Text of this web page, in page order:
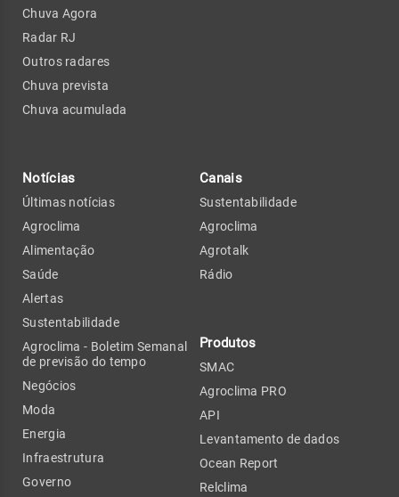
Chuva Agora
Radar RJ
Outros radares
Chuva prevista
Chuva acumulada
Notícias
Últimas notícias
Agroclima
Alimentação
Saúde
Alertas
Sustentabilidade
Agroclima - Boletim Semanal
de previsão do tempo
Negócios
Moda
Energia
Infraestrutura
Governo
Canais
Sustentabilidade
Agroclima
Agrotalk
Rádio
Produtos
SMAC
Agroclima PRO
API
Levantamento de dados
Ocean Report
Relclima